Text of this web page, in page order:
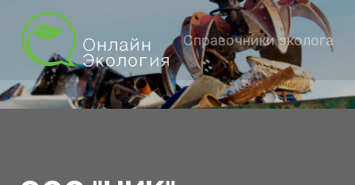
Справочники эколога